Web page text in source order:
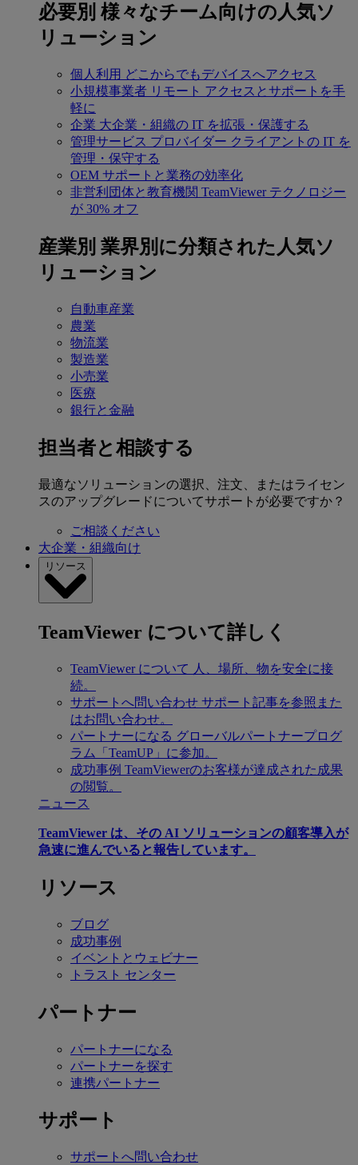
必要別 様々なチーム向けの人気ソ
リューション
個人利用 どこからでもデバイスへアクセス
小規模事業者 リモート アクセスとサポートを手
軽に
企業 大企業・組織の IT を拡張・保護する
管理サービス プロバイダー クライアントの IT を
管理・保守する
OEM サポートと業務の効率化
非営利団体と教育機関 TeamViewer テクノロジー
が 30% オフ
産業別 業界別に分類された人気ソ
リューション
自動車産業
農業
物流業
製造業
小売業
医療
銀行と金融
担当者と相談する
最適なソリューションの選択、注文、またはライセン
スのアップグレードについてサポートが必要ですか？
ご相談ください
大企業・組織向け
リソース
TeamViewer について詳しく
TeamViewer について 人、場所、物を安全に接
続。
サポートへ問い合わせ サポート記事を参照また
はお問い合わせ。
パートナーになる グローバルパートナープログ
ラム「TeamUP」に参加。
成功事例 TeamViewerのお客様が達成された成果
の閲覧。
ニュース
TeamViewer は、その AI ソリューションの顧客導入が
急速に進んでいると報告しています。
リソース
ブログ
成功事例
イベントとウェビナー
トラスト センター
パートナー
パートナーになる
パートナーを探す
連携パートナー
サポート
サポートへ問い合わせ